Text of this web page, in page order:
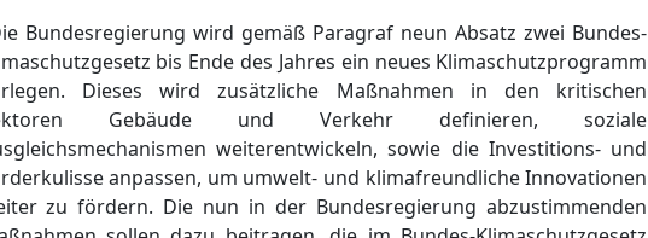
Bundesregierung wird gemäß Paragraf neun Absatz zwei Bundes-
bis Ende des Jahres ein neues Klimaschutzprogramm
Dieses wird zusätzliche Maßnahmen in den kritischen
Gebäude und Verkehr definieren, soziale
weiterentwickeln, sowie die Investitions- und
anpassen, um umwelt- und klimafreundliche Innovationen
zu fördern. Die nun in der Bundesregierung abzustimmenden